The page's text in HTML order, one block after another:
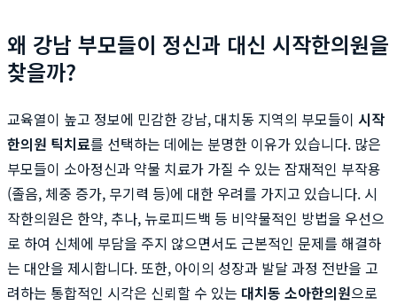
왜 강남 부모들이 정신과 대신 시작한의원을
찾을까?
교육열이 높고 정보에 민감한 강남, 대치동 지역의 부모들이 시작
한의원 틱치료를 선택하는 데에는 분명한 이유가 있습니다. 많은
부모들이 소아정신과 약물 치료가 가질 수 있는 잠재적인 부작용
(졸음, 체중 증가, 무기력 등)에 대한 우려를 가지고 있습니다. 시
작한의원은 한약, 추나, 뉴로피드백 등 비약물적인 방법을 우선으
로 하여 신체에 부담을 주지 않으면서도 근본적인 문제를 해결하
는 대안을 제시합니다. 또한, 아이의 성장과 발달 과정 전반을 고
려하는 통합적인 시각은 신뢰할 수 있는 대치동 소아한의원으로